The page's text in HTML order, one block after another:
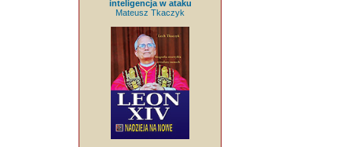
inteligencja w ataku
Mateusz Tkaczyk